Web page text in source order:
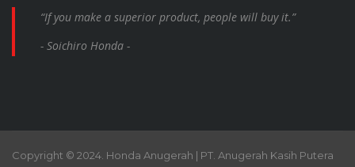
“If you make a superior product, people will buy it.”
- Soichiro Honda -
Copyright © 2024. Honda Anugerah | PT. Anugerah Kasih Putera